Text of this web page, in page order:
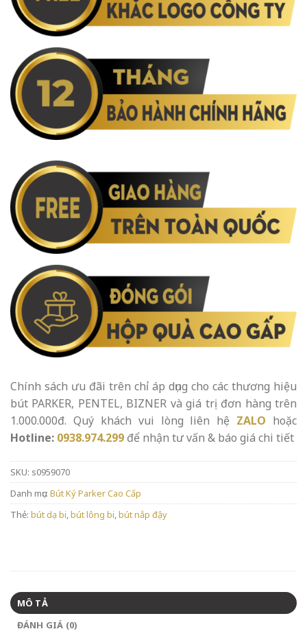
Chính sách ưu đãi trên chỉ áp dụng cho các thương hiệu
bút PARKER, PENTEL, BIZNER và giá trị đơn hàng trên
1.000.000đ. Quý khách vui lòng liên hệ ZALO hoặc
Hotline: 0938.974.299 để nhận tư vấn & báo giá chi tiết
SKU: s0959070
Danh mục: Bút Ký Parker Cao Cấp
Thẻ: bút dạ bi bút lông bi bút nắp đậy
MÔ TẢ
ĐÁNH GIÁ (0)